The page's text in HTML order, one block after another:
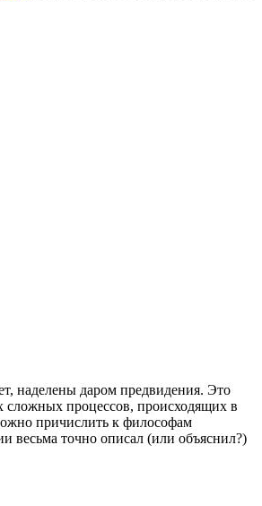
наделены даром предвидения. Это
сложных процессов, происходящих в
причислить к философам
весьма точно описал (или объяснил?)